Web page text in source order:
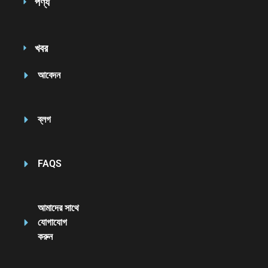
খবর
আবেদন
ব্লগ
FAQS
আমাদের সাথে
যোগাযোগ
করুন